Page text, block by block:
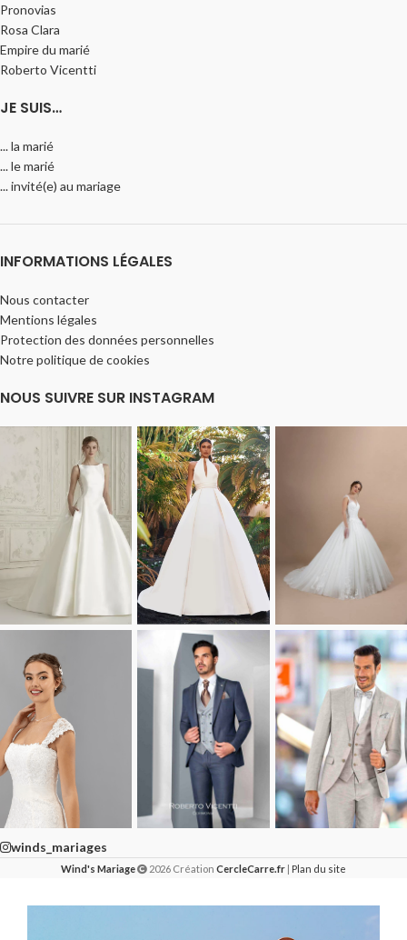
Pronovias
Rosa Clara
Empire du marié
Roberto Vicentti
JE SUIS…
... la marié
... le marié
... invité(e) au mariage
INFORMATIONS LÉGALES
Nous contacter
Mentions légales
Protection des données personnelles
Notre politique de cookies
NOUS SUIVRE SUR INSTAGRAM
winds_mariages
Wind's Mariage 2026 Création CercleCarre.fr | Plan du site